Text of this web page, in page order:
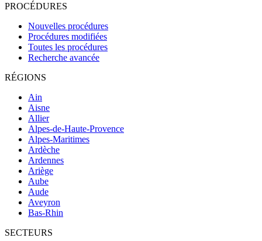
PROCÉDURES
Nouvelles procédures
Procédures modifiées
Toutes les procédures
Recherche avancée
RÉGIONS
Ain
Aisne
Allier
Alpes-de-Haute-Provence
Alpes-Maritimes
Ardèche
Ardennes
Ariège
Aube
Aude
Aveyron
Bas-Rhin
SECTEURS